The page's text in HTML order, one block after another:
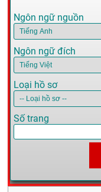
Ngôn ngữ nguồn
Ngôn ngữ đích
Loại hồ sơ
Số trang